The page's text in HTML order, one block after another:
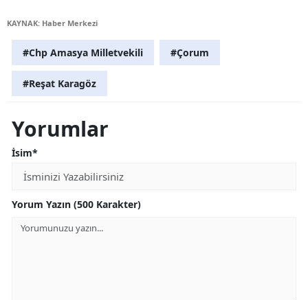
KAYNAK: Haber Merkezi
#Chp Amasya Milletvekili #Çorum
#Reşat Karagöz
Yorumlar
İsim*
Yorum Yazın (500 Karakter)